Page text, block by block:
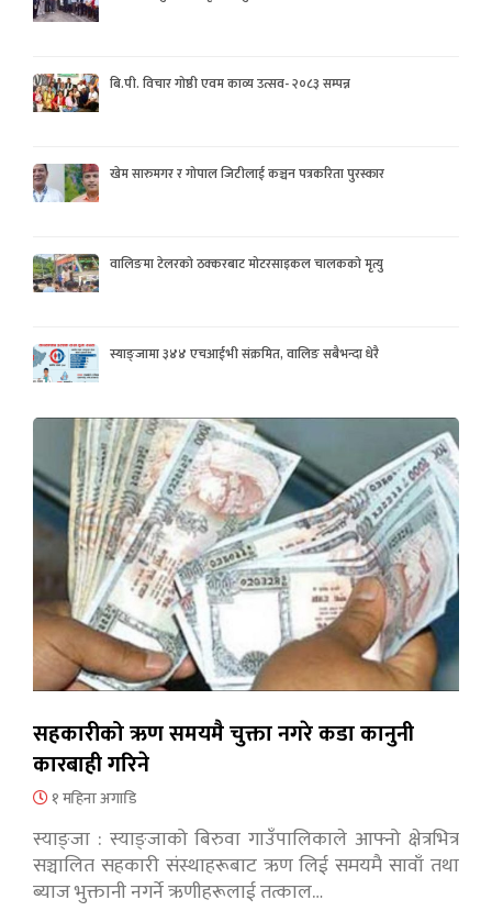
बि.पी. विचार गोष्ठी एवम काव्य उत्सव- २०८३ सम्पन्न
खेम सारुमगर र गोपाल जिटीलाई कञ्चन पत्रकरिता पुरस्कार
वालिङमा टेलरको ठक्करबाट मोटरसाइकल चालकको मृत्यु
स्याङ्जामा ३४४ एचआईभी संक्रमित, वालिङ सबैभन्दा धेरै
सहकारीको ऋण समयमै चुक्ता नगरे कडा कानुनी
कारबाही गरिने
१ महिना अगाडि
स्याङ्जा : स्याङ्जाको बिरुवा गाउँपालिकाले आफ्नो क्षेत्रभित्र
सञ्चालित सहकारी संस्थाहरूबाट ऋण लिई समयमै सावाँ तथा
ब्याज भुक्तानी नगर्ने ऋणीहरूलाई तत्काल…